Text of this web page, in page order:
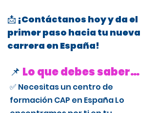
📩 ¡Contáctanos hoy y da el
primer paso hacia tu nueva
carrera en España!
📌 Lo que debes saber…
✅ Necesitas un centro de
formación CAP en España Lo